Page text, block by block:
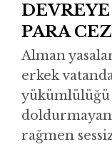
PARA
Alman
erkek
doldurmayan
rağmen